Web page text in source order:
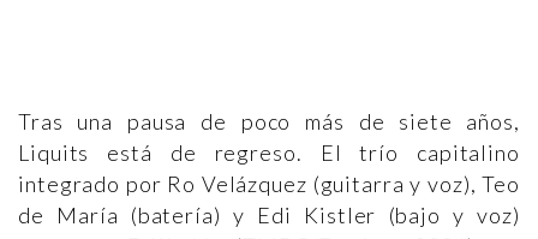
Tras una pausa de poco más de siete años,
Liquits está de regreso. El trío capitalino
integrado por Ro Velázquez (guitarra y voz), Teo
de María (batería) y Edi Kistler (bajo y voz)